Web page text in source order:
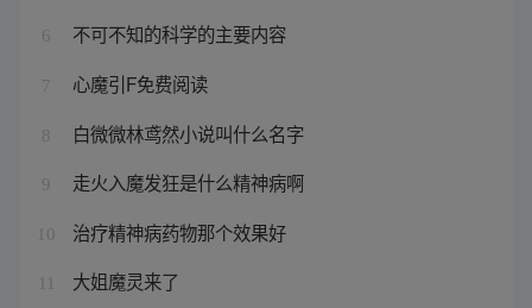
6 不可不知的科学的主要内容
7 心魔引F免费阅读
8 白微微林鸢然小说叫什么名字
9 走火入魔发狂是什么精神病啊
10 治疗精神病药物那个效果好
大姐魔灵来了